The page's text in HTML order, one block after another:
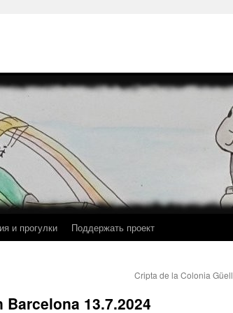
и прогулки Поддержать проект
Cripta de la Colonia Güell
13.7.2024